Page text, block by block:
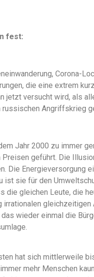
fest:
Corona-
die eine extrem
jetzt versucht wird, als
Angriffskrieg
Jahr 2000 zu immer
geführt. Die
Die Energieversorgung
ist sie für den
die gleichen Leute, die
wieder einmal die
hat sich mittlerweile
mehr Menschen